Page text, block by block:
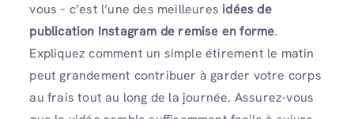
vous – c’est l’une des meilleures idées de
publication Instagram de remise en forme.
Expliquez comment un simple étirement le matin
peut grandement contribuer à garder votre corps
au frais tout au long de la journée. Assurez-vous